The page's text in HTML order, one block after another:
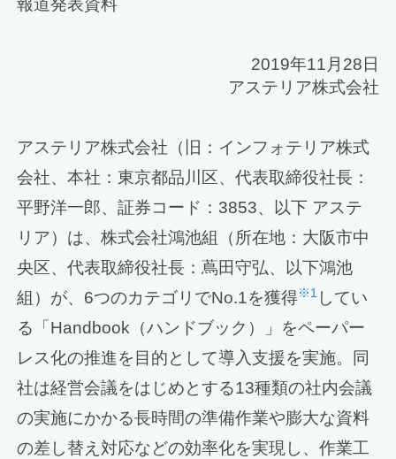
報道発表資料
2019年11月28日
アステリア株式会社
アステリア株式会社（旧：インフォテリア株式
会社、本社：東京都品川区、代表取締役社長：
平野洋一郎、証券コード：3853、以下 アステ
リア）は、株式会社鴻池組（所在地：大阪市中
央区、代表取締役社長：蔦田守弘、以下鴻池
組）が、6つのカテゴリでNo.1を獲得※1 してい
る「Handbook（ハンドブック）」をペーパー
レス化の推進を目的として導入支援を実施。同
社は経営会議をはじめとする13種類の社内会議
の実施にかかる長時間の準備作業や膨大な資料
の差し替え対応などの効率化を実現し、作業工